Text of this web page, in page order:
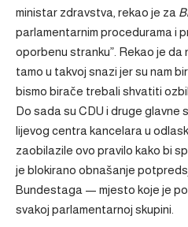
ministar zdravstva, rekao je za
parlamentarnim procedurama i
oporbenu stranku”. Rekao je da
tamo u takvoj snazi ​​jer su nam
bismo birače trebali shvatiti
Do sada su CDU i druge glavne
lijevog centra kancelara u
zaobilazile ovo pravilo kako bi
je blokirano obnašanje
Bundestaga — mjesto koje je
svakoj parlamentarnoj skupini.